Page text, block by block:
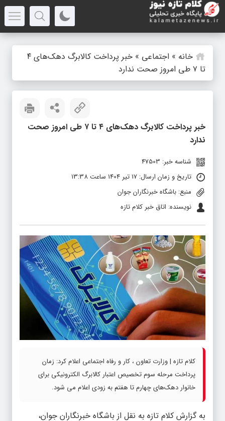
خانه » اجتماعی »
خبر پرداخت کالابرگ دهک‌های ۴
تا ۷ طی امروز صحت ندارد
خبر پرداخت کالابرگ دهک‌های ۴ تا ۷ طی امروز صحت
ندارد
شناسه خبر: 47503
تاریخ و زمان ارسال: 17 تیر 1404 ساعت 13:38
منبع: باشگاه خبرنگاران جوان
نویسنده: اتاق خبر کلام تازه
کلام تازه | وزارت تعاون ، کار و رفاه اجتماعی اعلام کرد: زمان
پرداخت مرحله سوم تخصیص اعتبار کالابرگ الکترونیکی برای
خانوار‌ دهک‌های چهارم تا هفتم به زودی اعلام می شود.
به گزارش کلام تازه به نقل از باشگاه خبرنگاران جوان،